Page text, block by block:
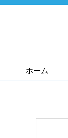
ホーム